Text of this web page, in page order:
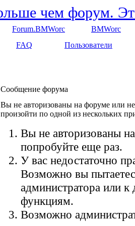
Forum.BMWorc
BMWorc
FAQ Пользователи
Сообщение форума
Вы не авторизованы на форуме или
произойти по одной из нескольких
Вы не авторизованы
попробуйте еще раз.
У вас недостаточно
Возможно вы
администратора или
функциям.
Возможно